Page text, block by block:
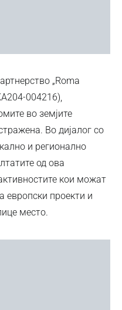
„Roma
004216),
во земјите
Во дијалог со
и регионално
од ова
кои можат
европски проекти и
место.